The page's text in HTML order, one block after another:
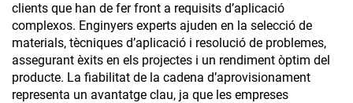
clients que han de fer front a requisits d’aplicació
complexos. Enginyers experts ajuden en la selecció de
materials, tècniques d’aplicació i resolució de problemes,
assegurant èxits en els projectes i un rendiment òptim del
producte. La fiabilitat de la cadena d’aprovisionament
representa un avantatge clau, ja que les empreses